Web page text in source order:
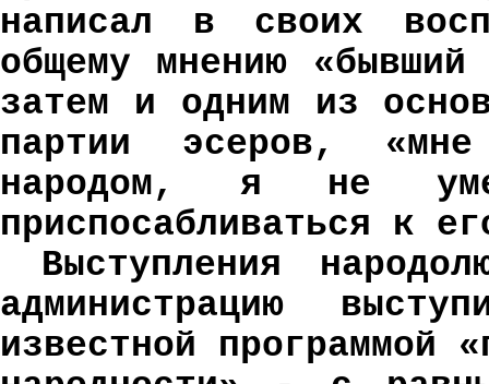
написал в своих
общему мнению
затем и одним из
партии эсеров,
народом, я не
приспосабливаться к
Выступления
администрацию
известной программой